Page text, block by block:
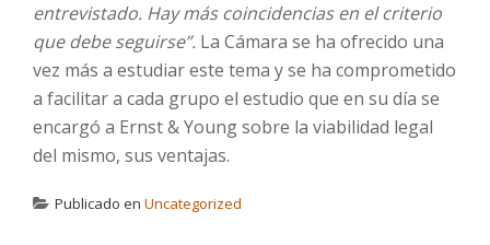
entrevistado. Hay más coincidencias en el criterio
que debe seguirse”. La Cámara se ha ofrecido una
vez más a estudiar este tema y se ha comprometido
a facilitar a cada grupo el estudio que en su día se
encargó a Ernst & Young sobre la viabilidad legal
del mismo, sus ventajas.
Publicado en Uncategorized